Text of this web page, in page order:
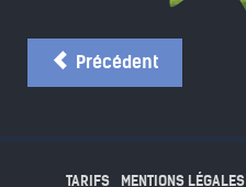
Précédent
TARIFS MENTIONS LÉGALES